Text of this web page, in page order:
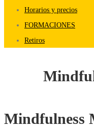
Horarios y precios
FORMACIONES
Retiros
Mindfulness